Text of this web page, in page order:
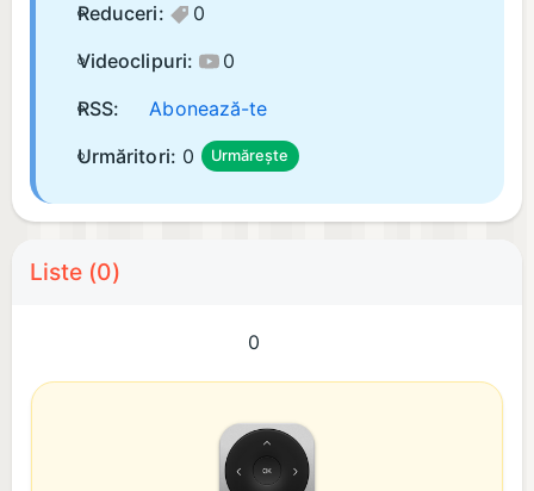
Reduceri:
0
Videoclipuri:
0
RSS:
Abonează-te
Urmăritori: 0 Urmărește
Liste (0)
0